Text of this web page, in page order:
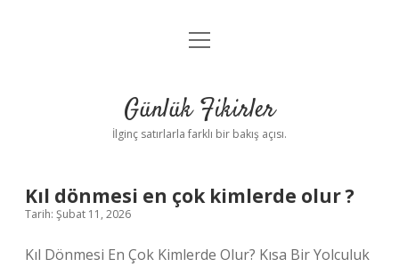
Anasayfa
Yasal Uyarı
menüyü
Günlük Fikirler
İlginç satırlarla farklı bir bakış açısı.
Kıl dönmesi en çok kimlerde olur ?
Tarih: Şubat 11, 2026
Kıl Dönmesi En Çok Kimlerde Olur? Kısa Bir Yolculuk